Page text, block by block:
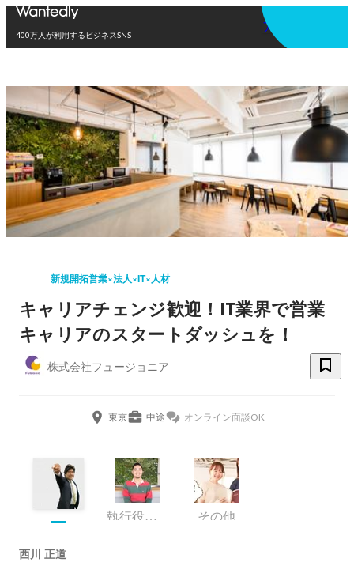
400万人が利用するビジネスSNS
アプリを使う
新規開拓営業×法人×IT×人材
キャリアチェンジ歓迎！IT業界で営業
キャリアのスタートダッシュを！
株式会社フュージョニア
東京 中途 オンライン面談OK
執行役員 兼 IXISCREATE(株)代表取締役 その他
西川 正道